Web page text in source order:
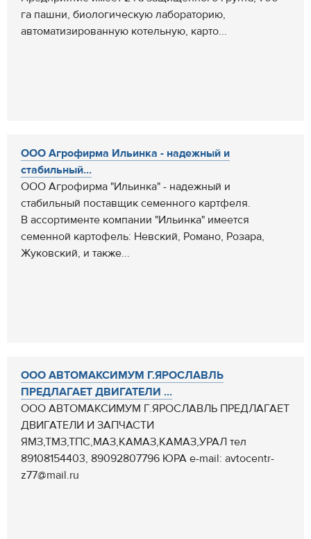
га пашни, биологическую лабораторию,
автоматизированную котельную, карто...
ООО Агрофирма Ильинка - надежный и
стабильный...
ООО Агрофирма "Ильинка" - надежный и
стабильный поставщик семенного картфеля.
В ассортименте компании "Ильинка" имеется
семенной картофель: Невский, Романо, Розара,
Жуковский, и также...
ООО АВТОМАКСИМУМ Г.ЯРОСЛАВЛЬ
ПРЕДЛАГАЕТ ДВИГАТЕЛИ ...
ООО АВТОМАКСИМУМ Г.ЯРОСЛАВЛЬ ПРЕДЛАГАЕТ
ДВИГАТЕЛИ И ЗАПЧАСТИ
ЯМЗ,ТМЗ,ТПС,МАЗ,КАМАЗ,КАМАЗ,УРАЛ тел
89108154403, 89092807796 ЮРА e-mail: avtocentr-
z77@mail.ru